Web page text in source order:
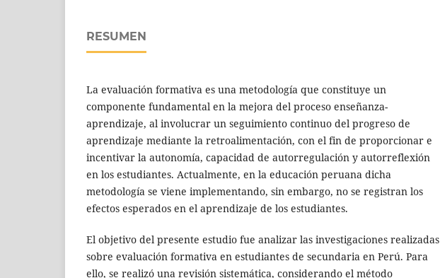
RESUMEN
La evaluación formativa es una metodología que constituye un
componente fundamental en la mejora del proceso enseñanza-
aprendizaje, al involucrar un seguimiento continuo del progreso de
aprendizaje mediante la retroalimentación, con el fin de proporcionar e
incentivar la autonomía, capacidad de autorregulación y autorreflexión
en los estudiantes. Actualmente, en la educación peruana dicha
metodología se viene implementando, sin embargo, no se registran los
efectos esperados en el aprendizaje de los estudiantes.
El objetivo del presente estudio fue analizar las investigaciones realizadas
sobre evaluación formativa en estudiantes de secundaria en Perú. Para
ello, se realizó una revisión sistemática, considerando el método